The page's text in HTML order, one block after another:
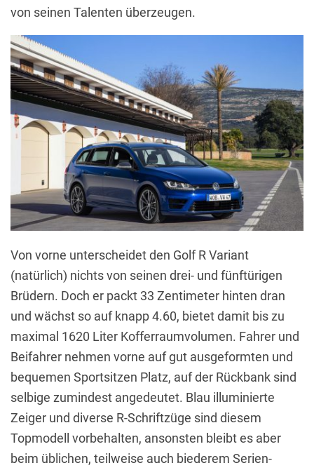
von seinen Talenten überzeugen.
Von vorne unterscheidet den Golf R Variant
(natürlich) nichts von seinen drei- und fünftürigen
Brüdern. Doch er packt 33 Zentimeter hinten dran
und wächst so auf knapp 4.60, bietet damit bis zu
maximal 1620 Liter Kofferraumvolumen. Fahrer und
Beifahrer nehmen vorne auf gut ausgeformten und
bequemen Sportsitzen Platz, auf der Rückbank sind
selbige zumindest angedeutet. Blau illuminierte
Zeiger und diverse R-Schriftzüge sind diesem
Topmodell vorbehalten, ansonsten bleibt es aber
beim üblichen, teilweise auch biederem Serien-